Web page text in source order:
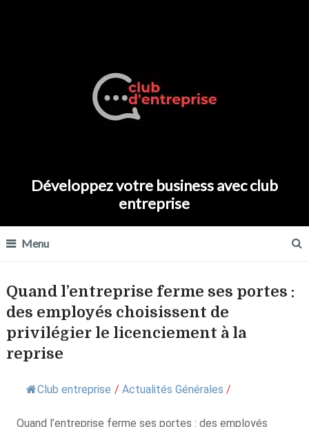
Développez votre business avec club
entreprise
Menu
Quand l’entreprise ferme ses portes :
des employés choisissent de
privilégier le licenciement à la
reprise
Club entreprise / Actualités Générales /
Quand l’entreprise ferme ses portes : des employés